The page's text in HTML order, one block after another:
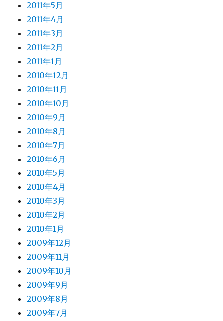
2011年5月
2011年4月
2011年3月
2011年2月
2011年1月
2010年12月
2010年11月
2010年10月
2010年9月
2010年8月
2010年7月
2010年6月
2010年5月
2010年4月
2010年3月
2010年2月
2010年1月
2009年12月
2009年11月
2009年10月
2009年9月
2009年8月
2009年7月